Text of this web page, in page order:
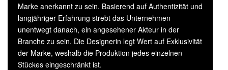
Marke anerkannt zu sein. Basierend auf Authentizität und
langjähriger Erfahrung strebt das Unternehmen
unentwegt danach, ein angesehener Akteur in der
Branche zu sein. Die Designerin legt Wert auf Exklusivität
der Marke, weshalb die Produktion jedes einzelnen
Stückes eingeschränkt ist.